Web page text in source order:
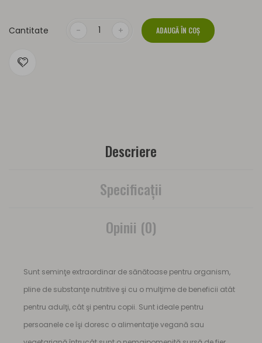
Cantitate ADAUGĂ ÎN COŞ
Descriere
Specificaţii
Opinii (0)
Sunt seminţe extraordinar de sănătoase pentru organism,
pline de substanţe nutritive şi cu o mulţime de beneficii atât
pentru adulţi, cât şi pentru copii. Sunt ideale pentru
persoanele ce îşi doresc o alimentaţie vegană sau